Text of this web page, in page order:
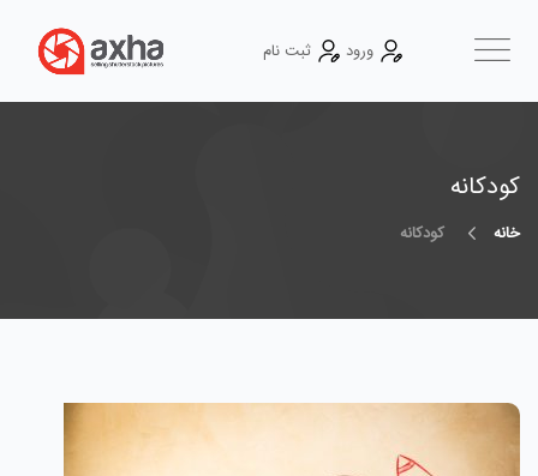
ورود ثبت نام
کودکانه
خانه کودکانه